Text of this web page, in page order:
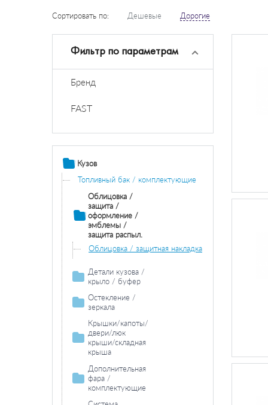
Сортировать по: Дешевые Дорогие
Фильтр по параметрам
Бренд
FAST
Кузов
Топливный бак / комплектующие
Облицовка /
защита /
оформление /
эмблемы /
защита распыл.
Облицовка / защитная накладка
Детали кузова /
крыло / буфер
Продольная / поперечная балка
Колесная ниша
Накладки порога / двери
Боковина
Передняя решетка / обшивка
Покрытие/покрышка
Остекление /
зеркала
Зеркала
Крышки/капоты/
двери/люк
крыши/складная
крыша
Капот двигателя /
составляющие / изоляция
Двери / комплектующие
Дополнительная
фара /
комплектующие
Противотуманная